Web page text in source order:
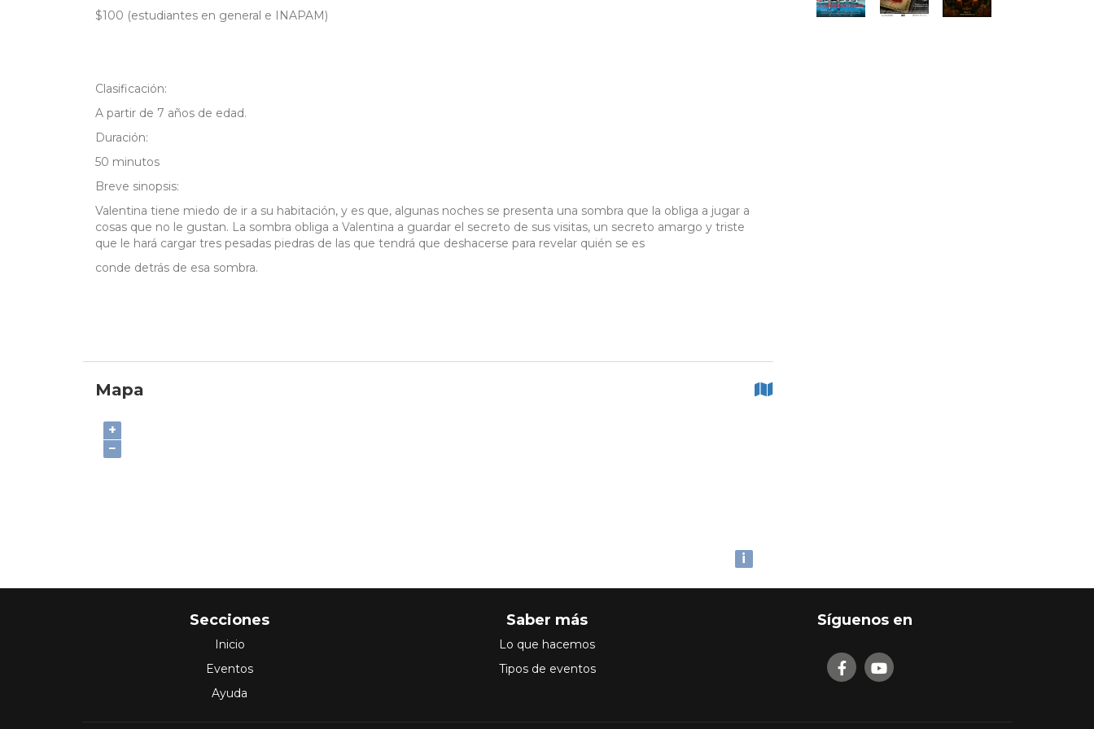
$100 (estudiantes en general e INAPAM)
Clasificación:
A partir de 7 años de edad.
Duración:
50 minutos
Breve sinopsis:
Valentina tiene miedo de ir a su habitación, y es que, algunas noches se presenta una sombra que la obliga a jugar a
cosas que no le gustan. La sombra obliga a Valentina a guardar el secreto de sus visitas, un secreto amargo y triste
que le hará cargar tres pesadas piedras de las que tendrá que deshacerse para revelar quién se es
conde detrás de esa sombra.
Mapa
+
−
i
Secciones
Inicio
Eventos
Ayuda
Saber más
Lo que hacemos
Tipos de eventos
Síguenos en